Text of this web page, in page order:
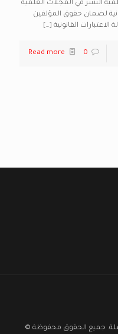
النشر في المجلات العلمية
لضمان حقوق المؤلفين
القانونية […]
0
Read more
جميع الحقوق محفوظة ©